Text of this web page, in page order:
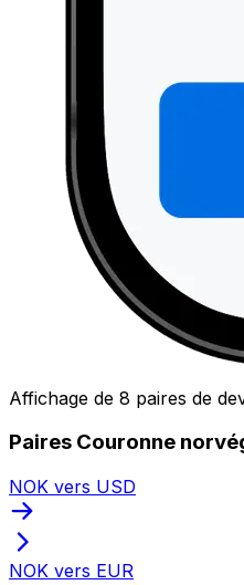
Affichage de 8 paires de
Paires Couronne
NOK vers USD
NOK vers EUR